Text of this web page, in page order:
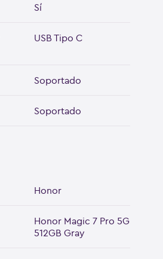
Sí
USB Tipo C
Soportado
Soportado
Honor
Honor Magic 7 Pro 5G
512GB Gray